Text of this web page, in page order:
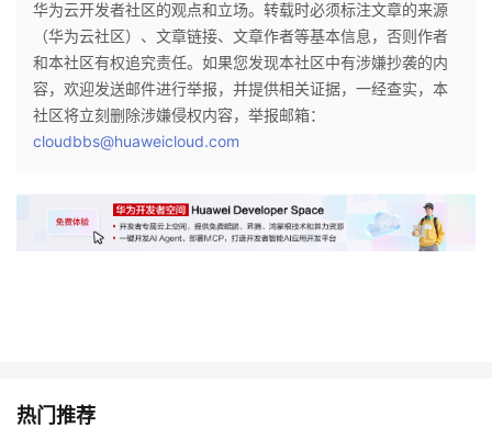
验
收
藏
议
华为云开发者社区的观点和立场。转载时必须标注文章的来源
（华为云社区）、文章链接、文章作者等基本信息，否则作者
和本社区有权追究责任。如果您发现本社区中有涉嫌抄袭的内
容，欢迎发送邮件进行举报，并提供相关证据，一经查实，本
社区将立刻删除涉嫌侵权内容，举报邮箱：
cloudbbs@huaweicloud.com
热门推荐